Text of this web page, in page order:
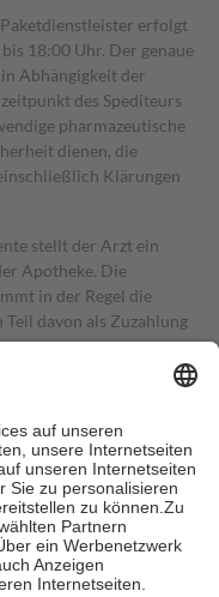
erfolgt
18:00 Uhr. Der genaue
Abhängigkeit der
des Spediteurs
pharmazeutische
dienen, die
Klärungen
stellt der Arzt ein
Apotheke. Die
in der Regel die
davon als Zuzahlung
in Höhe von zehn
als die tatsächlichen
Online-Apotheken.
beträgt die
zehn Euro je
eigene Gesundheit zu